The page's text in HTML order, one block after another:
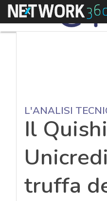
Menu
L'ANALISI
Il
truffa